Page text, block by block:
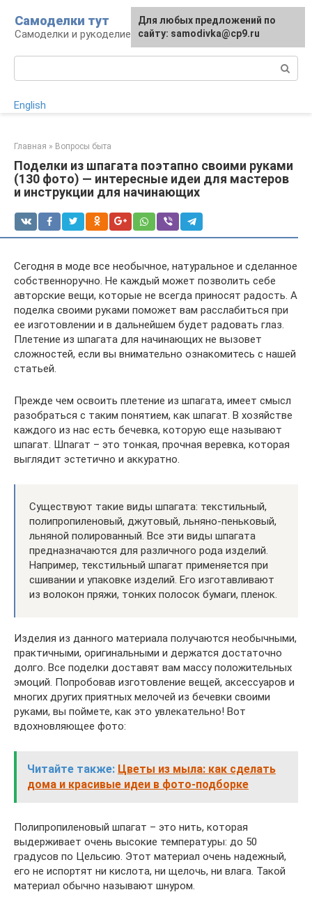
контенту
Самоделки тут
Самоделки и рукоделие для дома и участка
English
Главная » Вопросы быта
Поделки из шпагата поэтапно своими руками
(130 фото) — интересные идеи для мастеров
и инструкции для начинающих
Сегодня в моде все необычное, натуральное и сделанное
собственноручно. Не каждый может позволить себе
авторские вещи, которые не всегда приносят радость. А
поделка своими руками поможет вам расслабиться при
ее изготовлении и в дальнейшем будет радовать глаз.
Плетение из шпагата для начинающих не вызовет
сложностей, если вы внимательно ознакомитесь с нашей
статьей.
Прежде чем освоить плетение из шпагата, имеет смысл
разобраться с таким понятием, как шпагат. В хозяйстве
каждого из нас есть бечевка, которую еще называют
шпагат. Шпагат – это тонкая, прочная веревка, которая
выглядит эстетично и аккуратно.
Существуют такие виды шпагата: текстильный,
полипропиленовый, джутовый, льняно-пеньковый,
льняной полированный. Все эти виды шпагата
предназначаются для различного рода изделий.
Например, текстильный шпагат применяется при
сшивании и упаковке изделий. Его изготавливают
из волокон пряжи, тонких полосок бумаги, пленок.
Изделия из данного материала получаются необычными,
практичными, оригинальными и держатся достаточно
долго. Все поделки доставят вам массу положительных
эмоций. Попробовав изготовление вещей, аксессуаров и
многих других приятных мелочей из бечевки своими
руками, вы поймете, как это увлекательно! Вот
вдохновляющее фото:
Читайте также: Цветы из мыла: как сделать
дома и красивые идеи в фото-подборке
Полипропиленовый шпагат – это нить, которая
выдерживает очень высокие температуры: до 50
градусов по Цельсию. Этот материал очень надежный,
его не испортят ни кислота, ни щелочь, ни влага. Такой
материал обычно называют шнуром.
Для любых предложений по
сайту: samodivka@cp9.ru